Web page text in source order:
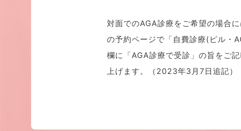
対面でのAGA診療をご希望の場合
の予約ページで「自費診療(ピル・
欄に「AGA診療で受診」の旨をご
上げます。（2023年3月7日追記）